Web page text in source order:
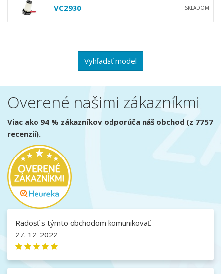
VC2930 SKLADOM
Vyhľadať model
Overené našimi zákazníkmi
Viac ako 94 % zákazníkov odporúča náš obchod (z 7757
recenzií).
Radosť s týmto obchodom komunikovať.
27. 12. 2022